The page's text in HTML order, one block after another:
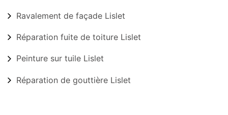
Ravalement de façade Lislet
Réparation fuite de toiture Lislet
Peinture sur tuile Lislet
Réparation de gouttière Lislet